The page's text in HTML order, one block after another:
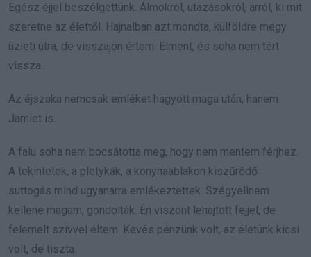
Egész éjjel beszélgettünk. Álmokról, utazásokról, arról, ki mit
szeretne az élettől. Hajnalban azt mondta, külföldre megy
üzleti útra, de visszajön értem. Elment, és soha nem tért
vissza.
Az éjszaka nemcsak emléket hagyott maga után, hanem
Jamiet is.
A falu soha nem bocsátotta meg, hogy nem mentem férjhez.
A tekintetek, a pletykák, a konyhaablakon kiszűrődő
suttogás mind ugyanarra emlékeztettek. Szégyellnem
kellene magam, gondolták. Én viszont lehajtott fejjel, de
felemelt szívvel éltem. Kevés pénzünk volt, az életünk kicsi
volt, de tiszta.